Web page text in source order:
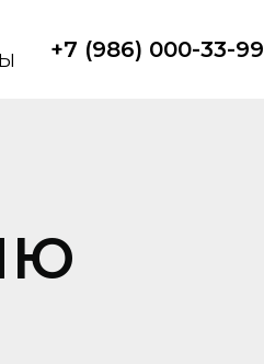
+7 (986) 000-33-99